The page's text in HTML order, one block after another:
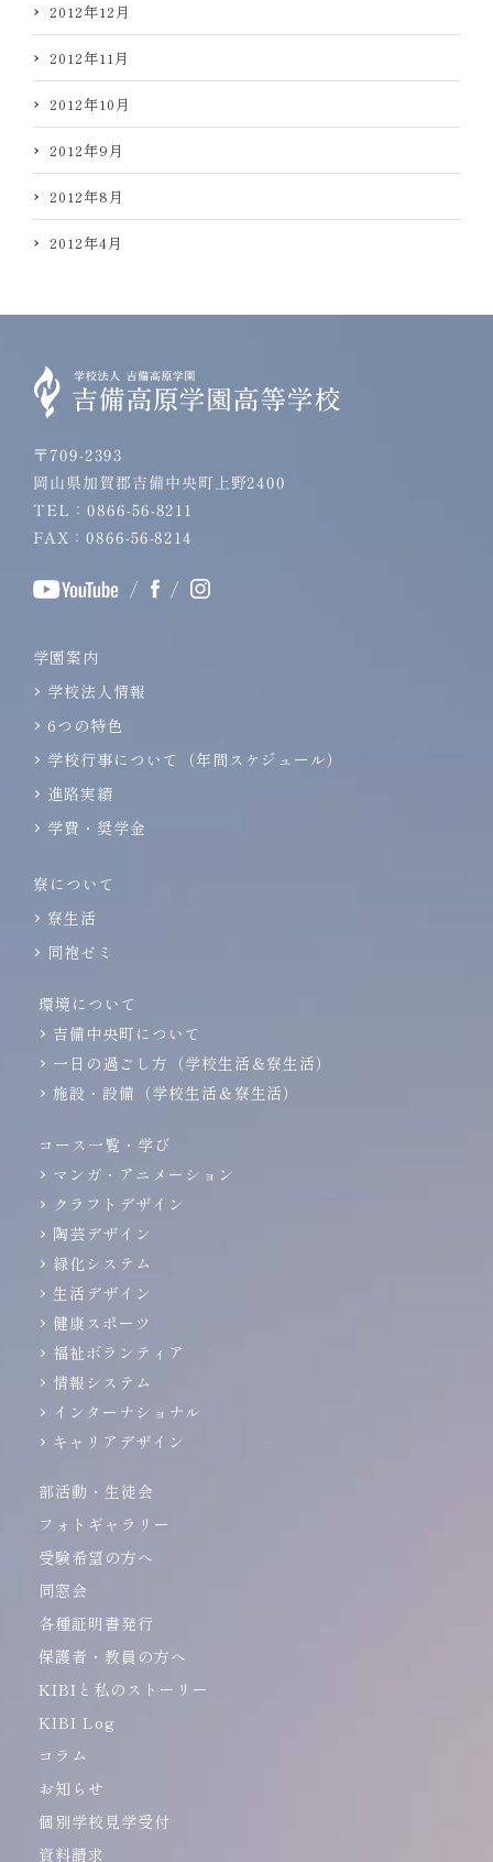
2012年12月
2012年11月
2012年10月
2012年9月
2012年8月
2012年4月
〒709-2393
岡山県加賀郡吉備中央町上野2400
TEL：0866-56-8211
FAX：0866-56-8214
/ /
学園案内
学校法人情報
6つの特色
学校行事について（年間スケジュール）
進路実績
学費・奨学金
寮について
寮生活
同袍ゼミ
環境について
吉備中央町について
一日の過ごし方（学校生活＆寮生活）
施設・設備（学校生活＆寮生活）
コース一覧・学び
マンガ・アニメーション
クラフトデザイン
陶芸デザイン
緑化システム
生活デザイン
健康スポーツ
福祉ボランティア
情報システム
インターナショナル
キャリアデザイン
部活動・生徒会
フォトギャラリー
受験希望の方へ
同窓会
各種証明書発行
保護者・教員の方へ
KIBIと私のストーリー
KIBI Log
コラム
お知らせ
個別学校見学受付
資料請求